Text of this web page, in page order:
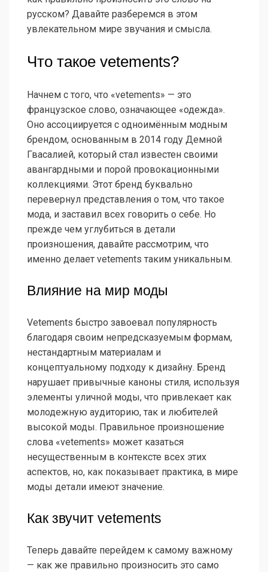
русском? Давайте разберемся в этом
увлекательном мире звучания и смысла.
Что такое vetements?
Начнем с того, что «vetements» — это
французское слово, означающее «одежда».
Оно ассоциируется с одноимённым модным
брендом, основанным в 2014 году Демной
Гвасалией, который стал известен своими
авангардными и порой провокационными
коллекциями. Этот бренд буквально
перевернул представления о том, что такое
мода, и заставил всех говорить о себе. Но
прежде чем углубиться в детали
произношения, давайте рассмотрим, что
именно делает vetements таким уникальным.
Влияние на мир моды
Vetements быстро завоевал популярность
благодаря своим непредсказуемым формам,
нестандартным материалам и
концептуальному подходу к дизайну. Бренд
нарушает привычные каноны стиля, используя
элементы уличной моды, что привлекает как
молодежную аудиторию, так и любителей
высокой моды. Правильное произношение
слова «vetements» может казаться
несущественным в контексте всех этих
аспектов, но, как показывает практика, в мире
моды детали имеют значение.
Как звучит vetements
Теперь давайте перейдем к самому важному
— как же правильно произносить это само